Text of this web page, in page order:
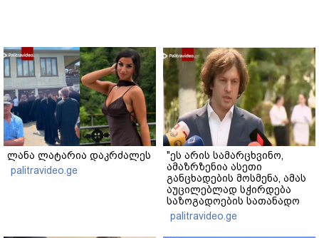
ლანა ლატარია დაკრძალეს
palitravideo.ge
"ეს არის სამარცხვინო,
ამაზრზენია ასეთი
განცხადების მოსმენა, ამას
აუცილებლად სჭირდება
საზოგადოების სათანადო
რეაქცია" - ირაკლი
კობახიძე
palitravideo.ge